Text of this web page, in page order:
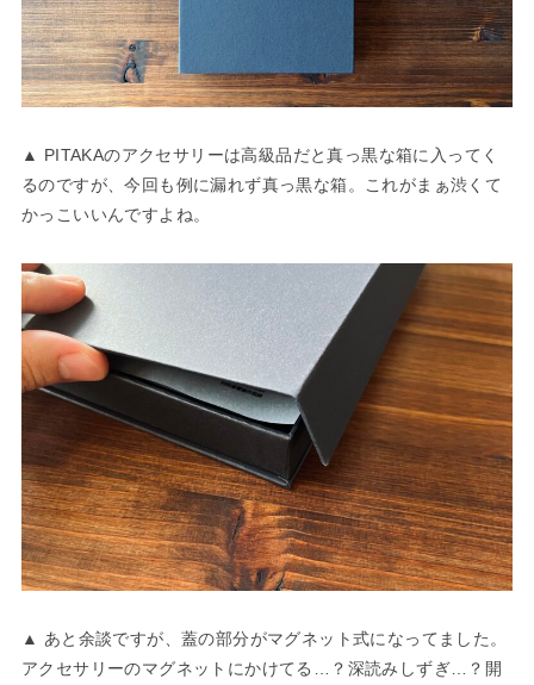
▲ PITAKAのアクセサリーは高級品だと真っ黒な箱に入ってく
るのですが、今回も例に漏れず真っ黒な箱。これがまぁ渋くて
かっこいいんですよね。
▲ あと余談ですが、蓋の部分がマグネット式になってました。
アクセサリーのマグネットにかけてる…？深読みしずぎ…？開